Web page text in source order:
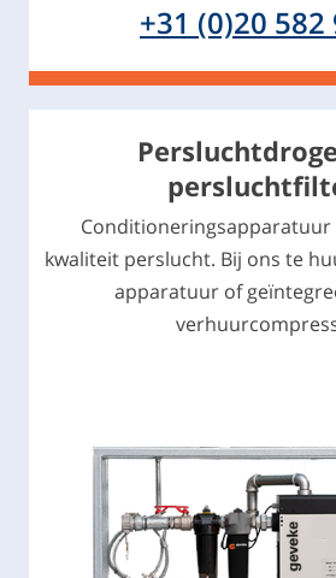
+31 (0)20 582
kwaliteit perslucht. Bij ons te
apparatuur of